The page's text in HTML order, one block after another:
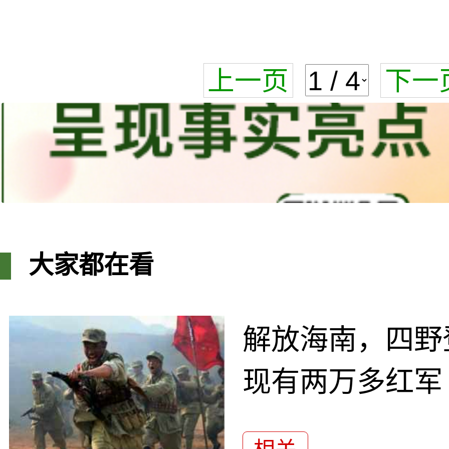
上一页 下一
大家都在看
解放海南，四
现有两万多红军